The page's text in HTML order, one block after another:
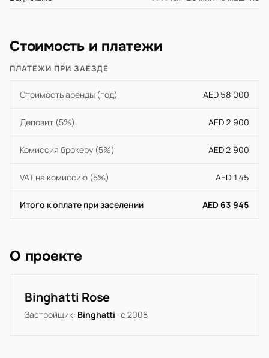
Стоимость и платежи
ПЛАТЕЖИ ПРИ ЗАЕЗДЕ
Стоимость аренды (год) AED 58 000
Депозит (5%) AED 2 900
Комиссия брокеру (5%) AED 2 900
VAT на комиссию (5%) AED 145
Итого к оплате при заселении AED 63 945
О проекте
Binghatti Rose
Застройщик: Binghatti · с 2008